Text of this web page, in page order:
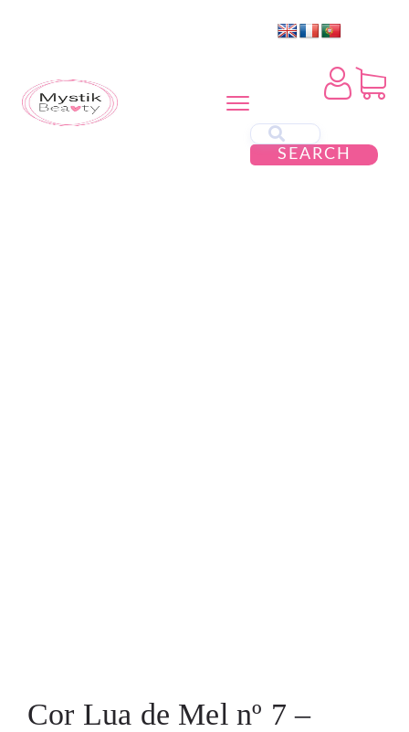
SEARCH
Cor Lua de Mel nº 7 –